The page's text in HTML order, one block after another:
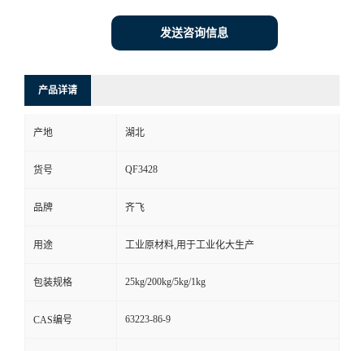
发送咨询信息
产品详请
产地 湖北
货号 QF3428
品牌 齐飞
用途 工业原材料,用于工业化大生产
包装规格 25kg/200kg/5kg/1kg
CAS编号 63223-86-9